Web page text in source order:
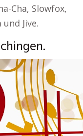
Cha, Slowfox,
Jive.